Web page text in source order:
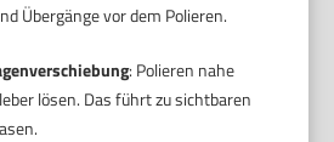
Übergänge vor dem Polieren.
: Polieren nahe
lösen. Das führt zu sichtbaren